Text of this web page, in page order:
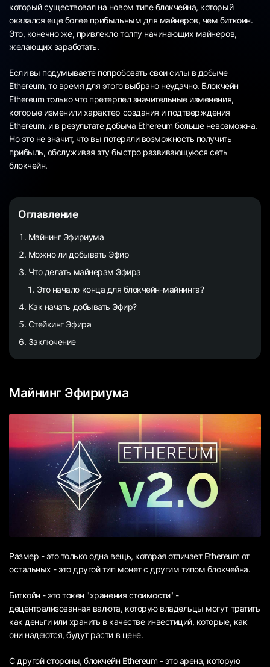
который существовал на новом типе блокчейна, который
оказался еще более прибыльным для майнеров, чем биткоин.
Это, конечно же, привлекло толпу начинающих майнеров,
желающих заработать.
Если вы подумываете попробовать свои силы в добыче
Ethereum, то время для этого выбрано неудачно. Блокчейн
Ethereum только что претерпел значительные изменения,
которые изменили характер создания и подтверждения
Ethereum, и в результате добыча Ethereum больше невозможна.
Но это не значит, что вы потеряли возможность получить
прибыль, обслуживая эту быстро развивающуюся сеть
блокчейн.
Оглавление
Майнинг Эфириума
Можно ли добывать Эфир
Что делать майнерам Эфира
Это начало конца для блокчейн-майнинга?
Как начать добывать Эфир?
Стейкинг Эфира
Заключение
Майнинг Эфириума
Размер - это только одна вещь, которая отличает Ethereum от
остальных - это другой тип монет с другим типом блокчейна.
Биткойн - это токен "хранения стоимости" -
децентрализованная валюта, которую владельцы могут тратить
как деньги или хранить в качестве инвестиций, которые, как
они надеются, будут расти в цене.
С другой стороны, блокчейн Ethereum - это арена, которую